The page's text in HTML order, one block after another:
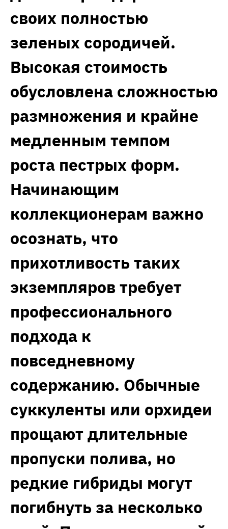
своих полностью
зеленых сородичей.
Высокая стоимость
обусловлена сложностью
размножения и крайне
медленным темпом
роста пестрых форм.
Начинающим
коллекционерам важно
осознать, что
прихотливость таких
экземпляров требует
профессионального
подхода к
повседневному
содержанию. Обычные
суккуленты или орхидеи
прощают длительные
пропуски полива, но
редкие гибриды могут
погибнуть за несколько